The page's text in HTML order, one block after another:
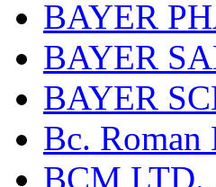
BAYER
BAYER
BAYER
Bc.
BCM